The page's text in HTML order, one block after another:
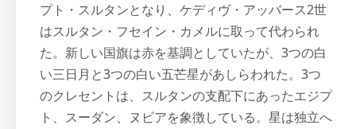
プト・スルタンとなり、ケディヴ・アッバース2世
はスルタン・フセイン・カメルに取って代わられ
た。新しい国旗は赤を基調としていたが、3つの白
い三日月と3つの白い五芒星があしらわれた。3つ
のクレセントは、スルタンの支配下にあったエジプ
ト、スーダン、ヌビアを象徴している。星は独立へ